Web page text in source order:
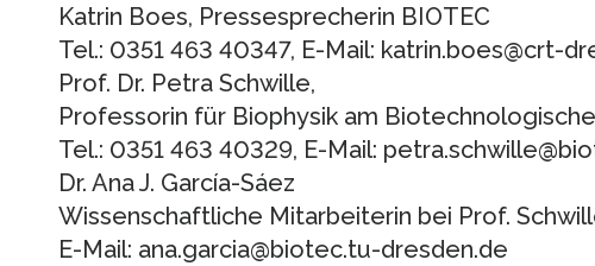
Katrin Boes, Pressesprecherin BIOTEC
Tel.: 0351 463 40347, E-Mail: katrin.boes@crt-
Prof. Dr. Petra Schwille,
Professorin für Biophysik am
Tel.: 0351 463 40329, E-Mail:
Dr. Ana J. García-Sáez
Wissenschaftliche Mitarbeiterin bei Prof.
E-Mail: ana.garcia@biotec.tu-dresden.de